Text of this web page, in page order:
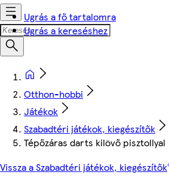
Ugrás a fő tartalomra
Ugrás a kereséshez
Otthon-hobbi
Játékok
Szabadtéri játékok, kiegészítők
Tépőzáras darts kilövő pisztollyal
Vissza a Szabadtéri játékok, kiegészítők